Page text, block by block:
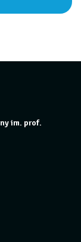
im. prof.